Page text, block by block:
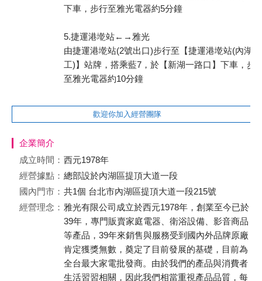
下車，步行至雅光電器約5分鐘
5.捷運港墘站←→雅光
由捷運港墘站(2號出口)步行至【捷運港墘站(內湖高
工)】站牌，搭乘藍7，於【新湖一路口】下車，步
至雅光電器約10分鐘
歡迎你加入經營團隊
企業簡介
成立時間： 西元1978年
經營據點： 總部設於內湖區提頂大道一段
國內門市： 共1個 台北市內湖區提頂大道一段215號
經營理念： 雅光有限公司成立於西元1978年，創業至今已於
39年，專門販賣家庭電器、衛浴設備、影音商品
等產品，39年來銷售與服務受到國內外品牌原廠
肯定獲獎無數，奠定了目前發展的基礎，目前為
全台最大家電批發商。由於我們的產品與消費者
生活習習相關，因此我們相當重視產品品質，每